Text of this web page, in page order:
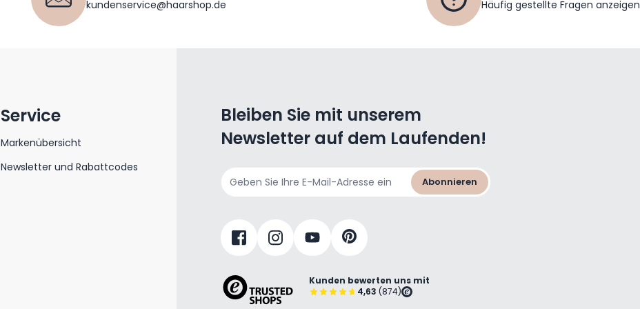
kundenservice@haarshop.de
Häufig gestellte Fragen anzeigen
Service
Markenübersicht
Newsletter und Rabattcodes
Bleiben Sie mit unserem
Newsletter auf dem Laufenden!
Abonnieren
Kunden bewerten uns mit
4,63 (874)